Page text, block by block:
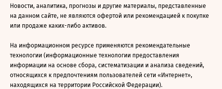
Новости, аналитика, прогнозы и другие материалы, представленные
на данном сайте, не являются офертой или рекомендацией к покупке
или продаже каких-либо активов.
На информационном ресурсе применяются рекомендательные
технологии (информационные технологии предоставления
информации на основе сбора, систематизации и анализа сведений,
относящихся к предпочтениям пользователей сети «Интернет»,
находящихся на территории Российской Федерации).